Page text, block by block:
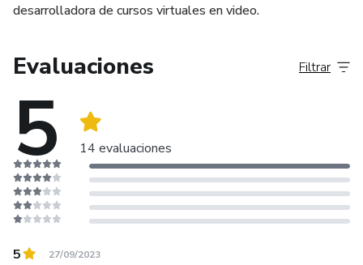
desarrolladora de cursos virtuales en video.
Evaluaciones
5 14 evaluaciones
Filtrar
5 27/09/2023